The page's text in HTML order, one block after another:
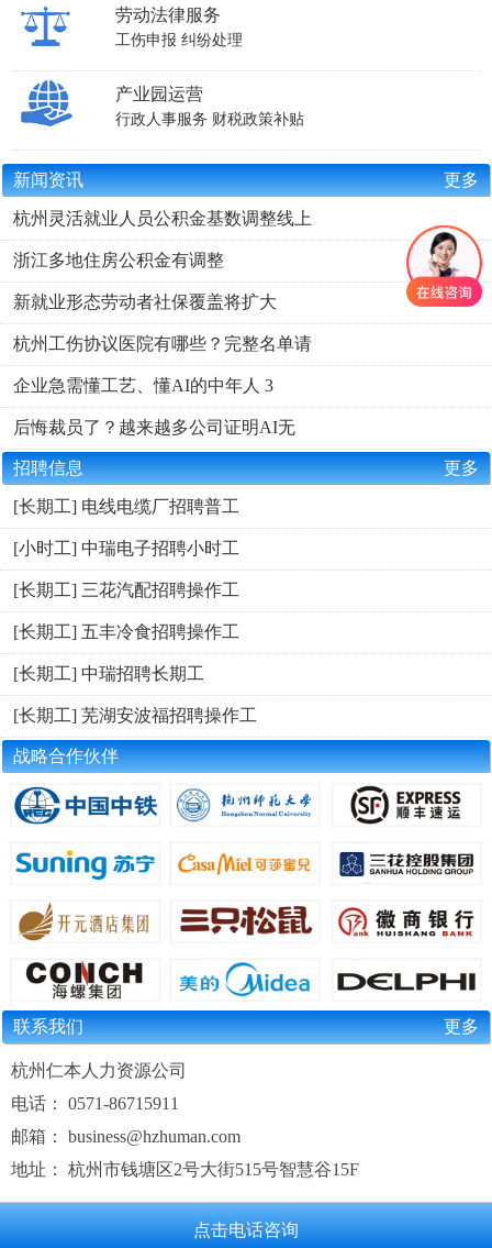
劳动法律服务
工伤申报 纠纷处理
产业园运营
行政人事服务 财税政策补贴
新闻资讯 更多
杭州灵活就业人员公积金基数调整线上
浙江多地住房公积金有调整
新就业形态劳动者社保覆盖将扩大
杭州工伤协议医院有哪些？完整名单请
企业急需懂工艺、懂AI的中年人 3
后悔裁员了？越来越多公司证明AI无
招聘信息 更多
[长期工] 电线电缆厂招聘普工
[小时工] 中瑞电子招聘小时工
[长期工] 三花汽配招聘操作工
[长期工] 五丰冷食招聘操作工
[长期工] 中瑞招聘长期工
[长期工] 芜湖安波福招聘操作工
战略合作伙伴
联系我们 更多
杭州仁本人力资源公司
电话： 0571-86715911
邮箱： business@hzhuman.com
地址： 杭州市钱塘区2号大街515号智慧谷15F
点击电话咨询